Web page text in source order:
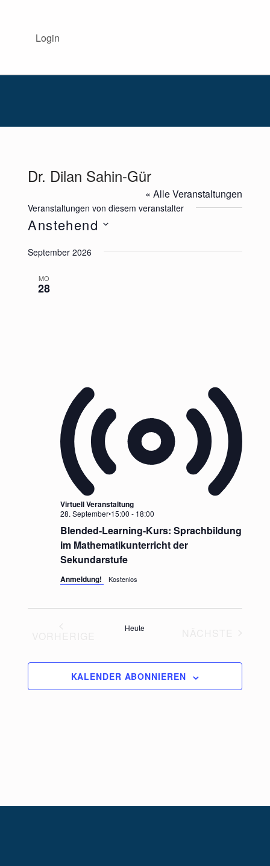
Login
Dr. Dilan Sahin-Gür
« Alle Veranstaltungen
Veranstaltungen von diesem veranstalter
Anstehend
wählen.
September 2026
MO
28
Blended-Learning-Kurs: Sprachbildung
im Mathematikunterricht der
Sekundarstufe
28. September•15:00 - 18:00
Virtuell Veranstaltung
Anmeldung! Kostenlos
Heute
KALENDER ABONNIEREN